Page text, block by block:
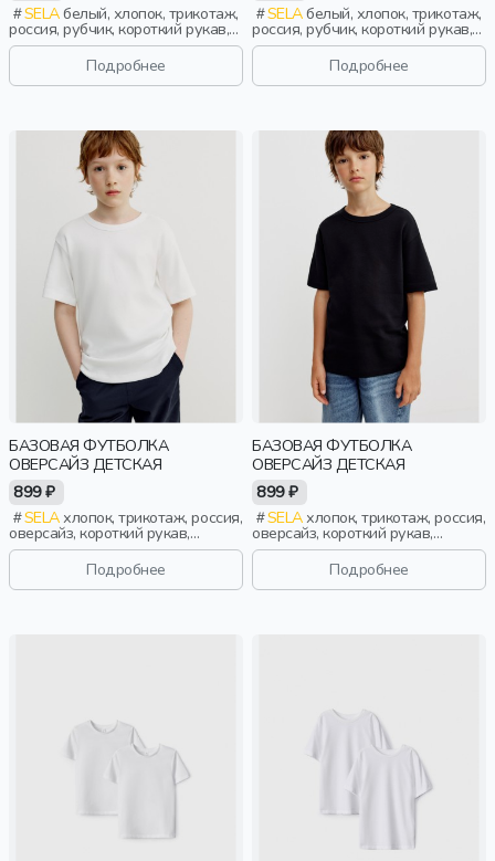
SELAбелый, хлопок, трикотаж,
россия, рубчик, короткий рукав,
прямые, полоски, короткие,
школа, манжета, вырез, круглый
вырез, мальчики, дети
Подробнее
SELAбелый, хлопок, трикотаж,
россия, рубчик, короткий рукав,
прямые, полоски, короткие,
школа, манжета, вырез, круглый
вырез, мальчики, дети
Подробнее
БАЗОВАЯ ФУТБОЛКА
ОВЕРСАЙЗ ДЕТСКАЯ
899 ₽
SELAхлопок, трикотаж, россия,
оверсайз, короткий рукав,
короткие, школа, однотон,
свободные, вырез, круглый
вырез, мальчики, дети
Подробнее
БАЗОВАЯ ФУТБОЛКА
ОВЕРСАЙЗ ДЕТСКАЯ
899 ₽
SELAхлопок, трикотаж, россия,
оверсайз, короткий рукав,
короткие, школа, однотон,
свободные, вырез, круглый
вырез, мальчики, дети
Подробнее